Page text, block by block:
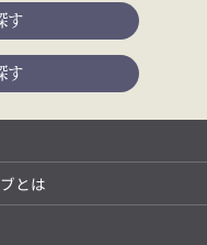
す
す
とは